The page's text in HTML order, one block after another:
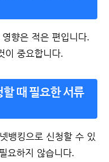
향은 적은 편입니다.
이 중요합니다.
때 필요한 서류
뱅킹으로 신청할 수 있
요하지 않습니다.